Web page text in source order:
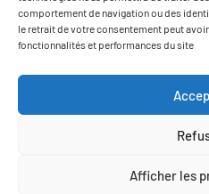
comportement de navigation ou des
le retrait de votre consentement peut
fonctionnalités et performances du site
Afficher les
Contact